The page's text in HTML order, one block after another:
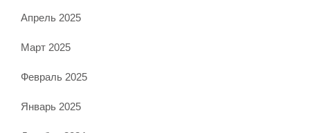
Апрель 2025
Март 2025
Февраль 2025
Январь 2025